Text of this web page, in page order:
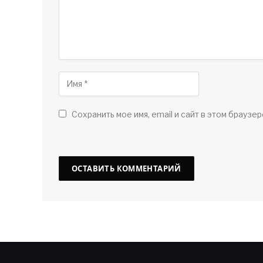
Сохранить мое имя, email и сайт в этом